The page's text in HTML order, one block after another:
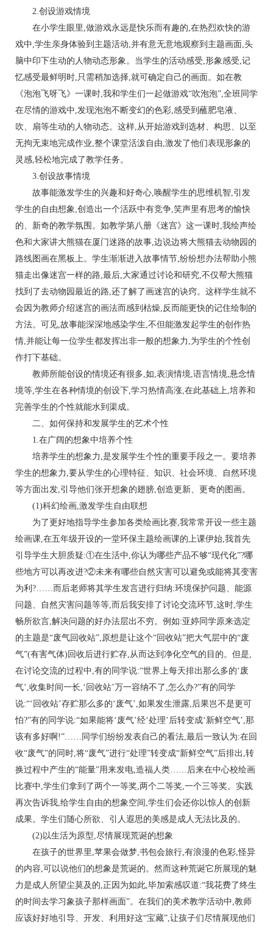
2.创设游戏情境
在小学生眼里,做游戏永远是快乐而有趣的,在热烈欢快的游
戏中,学生亲身体验到主题活动,并有意无意地观察到主题画面,头
脑中印下生动的人物动态形象。当学生的活动感受,形象感受,记
忆感受最鲜明时,只需稍加选择,就可确定自己的画面。如在教
《泡泡飞呀飞》一课时,我和学生们一起做游戏“吹泡泡”,全班同学
在尽情的游戏中,发现泡泡不断变幻的色彩,感受到蘸肥皂液、
吹、扇等生动的人物动态。这样,从开始游戏到选材、构思、以至
无拘无束地完成作业,整个课堂活泼自由,激发了他们表现形象的
灵感,轻松地完成了教学任务。
3.创设故事情境
故事能激发学生的兴趣和好奇心,唤醒学生的思维机智,引发
学生的自由想象,创造出一个活跃中有竞争,笑声里有思考的愉快
的、新奇的教学氛围。如教学第八册《迷宫》这一课时,我绘声绘
色和大家讲大熊猫在厦门迷路的故事,边说边将大熊猫去动物园的
路线图画在黑板上。学生渐渐进入故事情节,纷纷想办法帮助小熊
猫走出像迷宫一样的路,最后,大家通过讨论和研究,不仅帮大熊猫
找到了去动物园最近的路,还了解了画迷宫的诀窍。这样学生就不
会因为教师介绍迷宫的画法而感到枯燥,反而能更快的记住绘制的
方法。可见,故事能深深地感染学生,不但能激发起学生的创作热
情,并能让每一位学生都发挥出非一般的想象力,为学生的个性创
作打下基础。
教师所能创设的情境还有很多,如,表演情境,语言情境,悬念情
境等,学生在各种情境的创设下,学习热情高涨,在此基础上,培养和
完善学生的个性就能水到渠成。
二、如何保持和发展学生的艺术个性
1.在广阔的想象中培养个性
培养学生的想象力,是发展学生个性的重要手段之一。要培养
学生的想象力,要从学生的心理特征、知识、社会环境、自然环境
等方面出发,引导他们张开想象的翅膀,创造更新、更奇的图画。
(1)科幻绘画,激发学生自由联想
为了更好地指导学生参加各类绘画比赛,我常常开设一些主题
绘画课,在五年级开设的一堂环保主题绘画课的上课伊始,我首先
引导学生大胆质疑:①在生活中,你认为哪些产品不够“现代化”?哪
些地方可以再改进?②未来有哪些自然灾害可以避免或能将其变害
为利?……而后老师将其学生发言进行归纳:环境保护问题、能源
问题、自然灾害问题等等,而后我安排了讨论交流环节,这时,学生
畅所欲言,解决问题的好办法层出不穷。例如:亚婷同学原来选定
的主题是“废气回收站”,原想是让这个“回收站”把大气层中的“废
气”(有害气体)回收后进行贮存,从而达到净化空气的目的。但是,
在讨论交流的过程中,有的同学说:“世界上每天排出那么多的‘废
气’,收集时间一长,‘回收站’万一容纳不了,怎么办?”有的同学
说:“‘回收站’存贮那么多的‘废气’,如果发生泄露,后果岂不是更可
怕?”有的同学说:“如果能将‘废气’经‘处理’后转变成‘新鲜空气’,那
该有多好啊!”……同学们纷纷发表自己的看法,最后一致认为:在回
收“废气”的同时,将“废气”进行“处理”转变成“新鲜空气”后排出,转
换过程中产生的“能量”用来发电,造福人类……后来在中心校绘画
比赛中,学生们拿到了两个一等奖,两个二等奖,一个三等奖。实践
再次告诉我,给学生自由的想象空间,学生们会还你以惊人的创新
成果。学生们随心所欲、引人遐思的美感是成人无法比及的。
(2)以生活为原型,尽情展现荒诞的想象
在孩子的世界里,苹果会做梦,书包会旅行,有浪漫的色彩,怪异
的内容,可以说他们的想象是荒诞的。然而这种荒诞它所展现的魅
力是成人所望尘莫及的,正因为如此,毕加索感叹道:“我花费了终生
的时间去学习象孩子那样画面”。在我们的美术教学活动中,教师
应该好好地引导、开发、利用好这“宝藏”,让孩子们尽情展现他们